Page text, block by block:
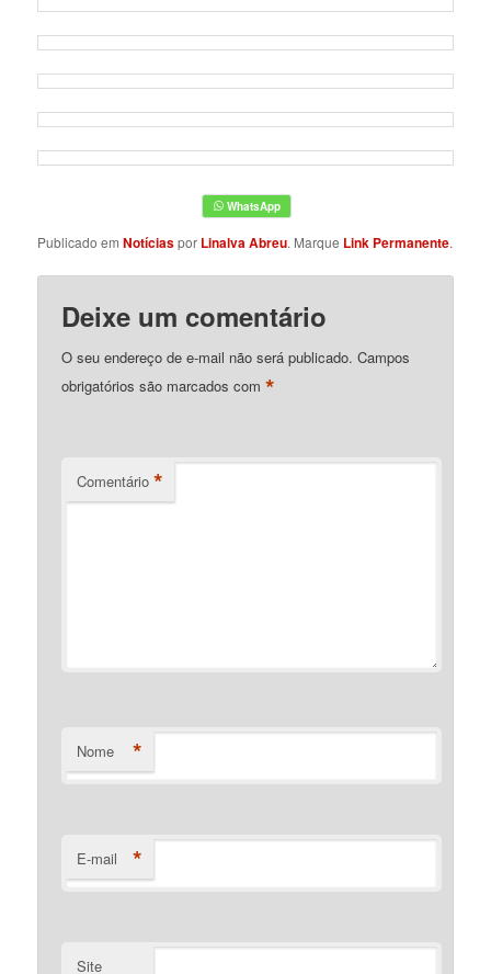
Publicado emNotíciaspor Linalva Abreu. Marque Link Permanente.
Deixe um comentário
O seu endereço de e-mail não será publicado. Campos
obrigatórios são marcados com*
Comentário *
Nome *
E-mail *
Site